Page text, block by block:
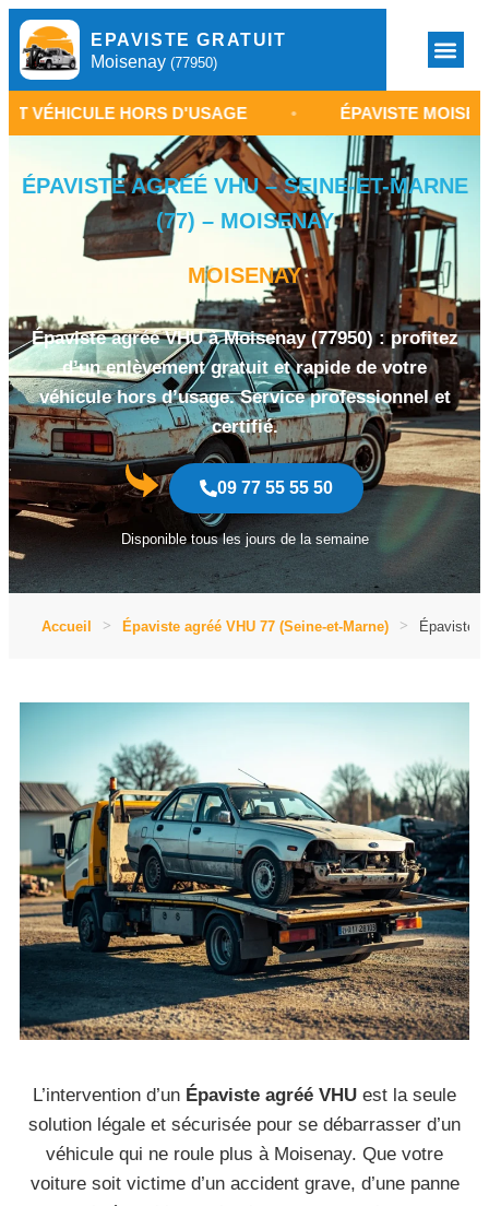
EPAVISTE GRATUIT
Moisenay (77950)
HORS D'USAGE • ÉPAVISTE MOISENAY 77
ÉPAVISTE AGRÉÉ VHU – SEINE-ET-MARNE
(77) – MOISENAY
MOISENAY
Épaviste agréé VHU à Moisenay (77950) : profitez
d’un enlèvement gratuit et rapide de votre
véhicule hors d’usage. Service professionnel et
certifié.
09 77 55 55 50
Disponible tous les jours de la semaine
Accueil Épaviste agréé VHU 77 (Seine-et-Marne) Épaviste
L’intervention d’un Épaviste agréé VHU est la seule
solution légale et sécurisée pour se débarrasser d’un
véhicule qui ne roule plus à Moisenay. Que votre
voiture soit victime d’un accident grave, d’une panne